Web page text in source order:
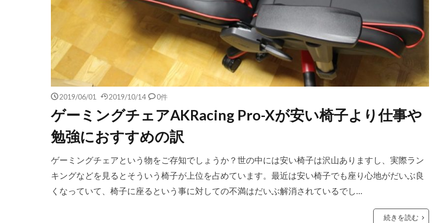
2019/06/01 2019/10/14 0件
ゲーミングチェアAKRacing Pro-Xが安い椅子より仕事や
勉強におすすめの訳
ゲーミングチェアという物をご存知でしょうか？世の中には安い椅子は沢山ありますし、実際ラン
キングなどを見るとそういう椅子が上位を占めています。最近は安い椅子でも座り心地がだいぶ良
くなっていて、椅子に座るという事に対しての不満はだいぶ解消されているでし…
続きを読む